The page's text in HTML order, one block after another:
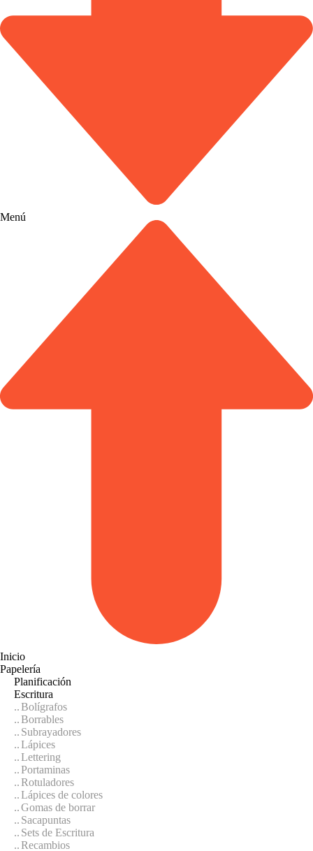
Inicio
Papelería
Planificación
Escritura
Bolígrafos
Borrables
Subrayadores
Lápices
Lettering
Portaminas
Rotuladores
Lápices de colores
Gomas de borrar
Sacapuntas
Sets de Escritura
Recambios